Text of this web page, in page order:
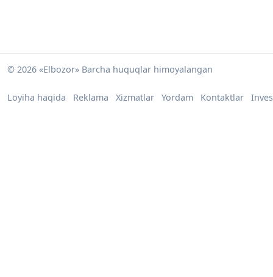
© 2026 «Elbozor» Barcha huquqlar himoyalangan
Loyiha haqida Reklama Xizmatlar Yordam Kontaktlar